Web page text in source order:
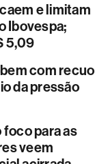
e limitam
Ibovespa;
5,09
com recuo
da pressão
foco para as
veem